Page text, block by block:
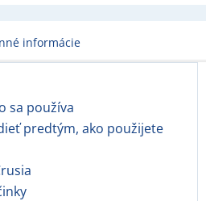
informácie
sa používa
predtým, ako použijete